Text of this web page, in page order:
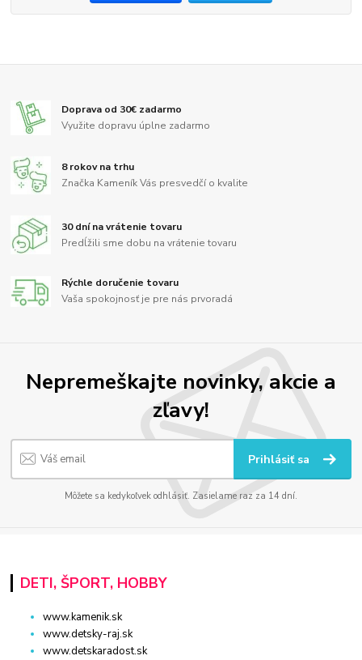
Doprava od 30€ zadarmo
Využite dopravu úplne zadarmo
8 rokov na trhu
Značka Kameník Vás presvedčí o kvalite
30 dní na vrátenie tovaru
Predĺžili sme dobu na vrátenie tovaru
Rýchle doručenie tovaru
Vaša spokojnosť je pre nás prvoradá
Nepremeškajte novinky, akcie a
zľavy!
Prihlásiť sa
Môžete sa kedykoľvek odhlásiť. Zasielame raz za 14 dní.
DETI, ŠPORT, HOBBY
www.kamenik.sk
www.detsky-raj.sk
www.detskaradost.sk